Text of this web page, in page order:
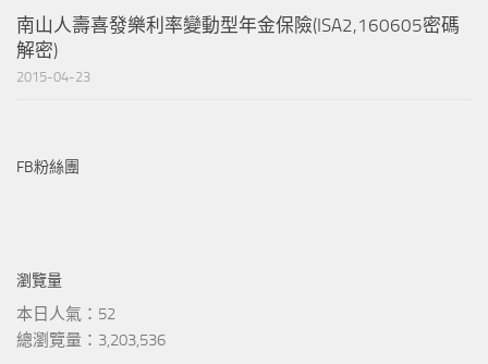
南山人壽喜發樂利率變動型年金保險(ISA2,160605密碼
解密)
2015-04-23
FB粉絲團
瀏覽量
本日人氣：52
總瀏覽量：3,203,536